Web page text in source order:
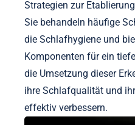
Strategien zur
Sie behandeln häufige
die Schlafhygiene und
Komponenten für ein
die Umsetzung dieser
ihre Schlafqualität und
effektiv verbessern.